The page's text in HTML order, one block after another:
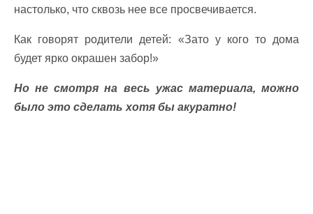
настолько, что сквозь нее все просвечивается.
Как говорят родители детей: «Зато у кого то дома
будет ярко окрашен забор!»
Но не смотря на весь ужас материала, можно
было это сделать хотя бы акуратно!